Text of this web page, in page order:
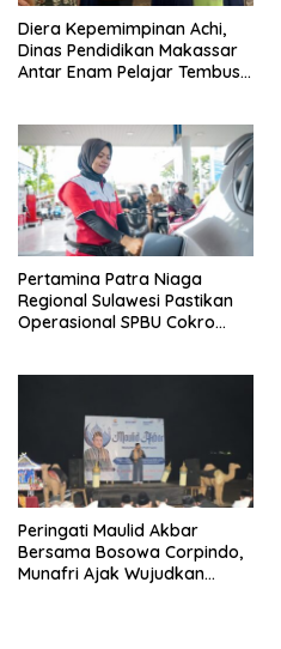
Diera Kepemimpinan Achi,
Dinas Pendidikan Makassar
Antar Enam Pelajar Tembus
Pertamina Patra Niaga
Regional Sulawesi Pastikan
Operasional SPBU Cokro
Peringati Maulid Akbar
Bersama Bosowa Corpindo,
Munafri Ajak Wujudkan